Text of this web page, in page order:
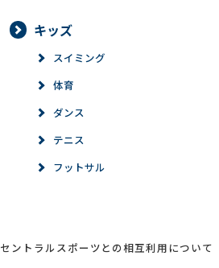
キッズ
スイミング
体育
ダンス
テニス
フットサル
セントラルスポーツとの相互利用について